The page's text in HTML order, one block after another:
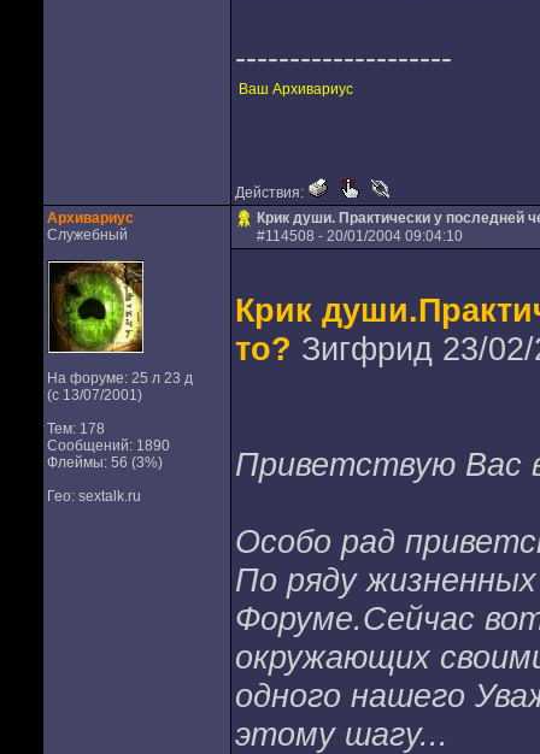
--------------------
Ваш Архивариус
Действия:
Архивариус
Служебный
На форуме: 25 л 23 д
(с 13/07/2001)
Тем: 178
Сообщений: 1890
Флеймы: 56 (3%)
Гео: sextalk.ru
Крик души. Практически у последней
#114508 - 20/01/2004 09:04:10
Крик
то? Зигфрид 23/
Приветствую Вас
Особо рад
По ряду жизненных
Форуме.Сейчас
окружающих
одного нашего
этому шагу...